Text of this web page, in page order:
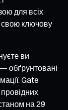
для всіх
свою ключову
ви
обґрунтовані
Gate
на 29